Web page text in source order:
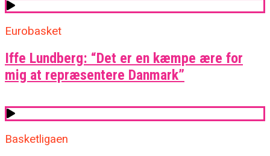
Eurobasket
Iffe Lundberg: “Det er en kæmpe ære for
mig at repræsentere Danmark”
Basketligaen